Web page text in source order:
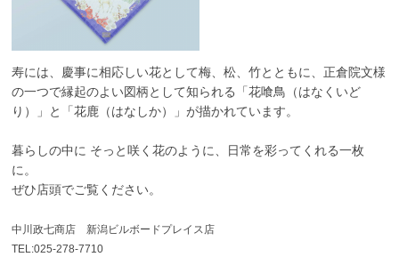
寿には、慶事に相応しい花として梅、松、竹とともに、正倉院文様
の一つで縁起のよい図柄として知られる「花喰鳥（はなくいど
り）」と「花鹿（はなしか）」が描かれています。
暮らしの中に そっと咲く花のように、日常を彩ってくれる一枚
に。
ぜひ店頭でご覧ください。
中川政七商店 新潟ビルボードプレイス店
TEL:025-278-7710